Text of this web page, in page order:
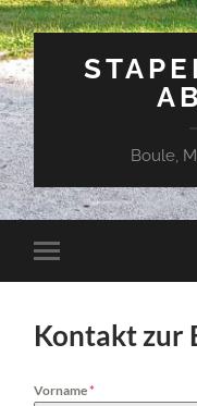
Boule,
Mobile-
Menü
Kontakt zur
Vorname*